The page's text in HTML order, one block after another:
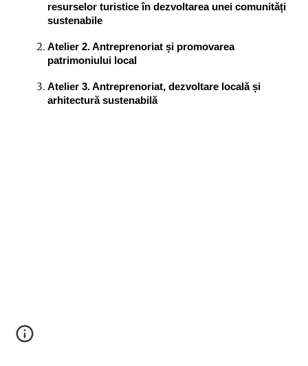
resurselor turistice în dezvoltarea unei comunități
sustenabile
Atelier 2. Antreprenoriat și promovarea
patrimoniului local
Atelier 3. Antreprenoriat, dezvoltare locală și
arhitectură sustenabilă